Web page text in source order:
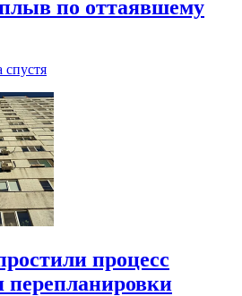
по оттаявшему
спустя
процесс
перепланировки